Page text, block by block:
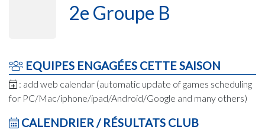
2e Groupe B
EQUIPES ENGAGÉES CETTE SAISON
: add web calendar (automatic update of games scheduling
for PC/Mac/iphone/ipad/Android/Google and many others)
CALENDRIER / RÉSULTATS CLUB